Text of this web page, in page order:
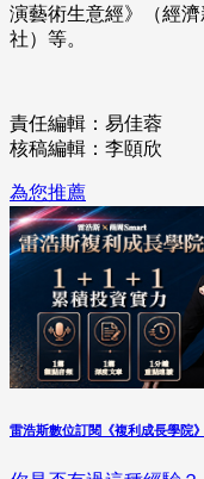
演藝術生意經》（經
社）等。
責任編輯：易佳蓉
核稿編輯：李頤欣
為您推薦
雷浩斯數位訂閱《複利成長學院》